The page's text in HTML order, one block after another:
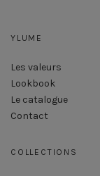
YLUME
Les valeurs
Lookbook
Le catalogue
Contact
COLLECTIONS